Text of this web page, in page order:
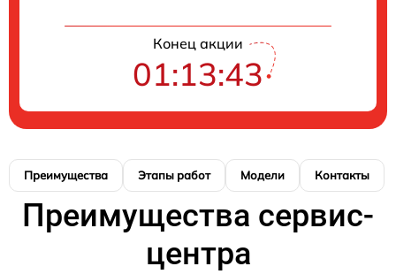
Конец акции
01:13:43
Преимущества Этапы работ Модели Контакты
Преимущества сервис-
центра